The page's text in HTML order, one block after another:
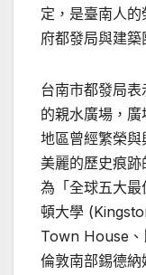
定，是臺南人
府都發局與建築
台南市都發局
的親水廣場，
地區曾經繁榮
美麗的歷史痕
為「全球五大
頓大學
Town House、
倫敦南部錫德